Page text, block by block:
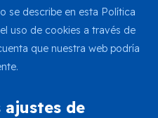
se describe en esta Política
uso de cookies a través de
que nuestra web podría
ajustes de